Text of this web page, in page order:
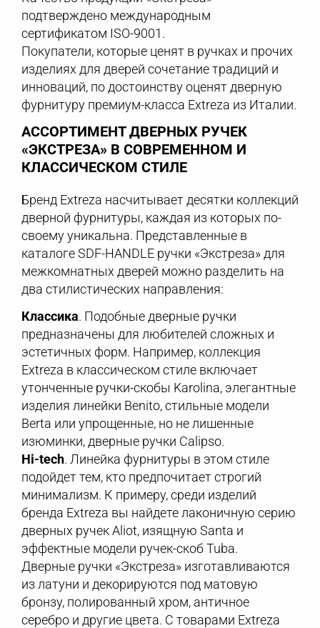
подтверждено международным
сертификатом ISO-9001.
Покупатели, которые ценят в ручках и прочих
изделиях для дверей сочетание традиций и
инноваций, по достоинству оценят дверную
фурнитуру премиум-класса Extreza из Италии.
АССОРТИМЕНТ ДВЕРНЫХ РУЧЕК
«ЭКСТРЕЗА» В СОВРЕМЕННОМ И
КЛАССИЧЕСКОМ СТИЛЕ
Бренд Extreza насчитывает десятки коллекций
дверной фурнитуры, каждая из которых по-
своему уникальна. Представленные в
каталоге SDF-HANDLE ручки «Экстреза» для
межкомнатных дверей можно разделить на
два стилистических направления:
Классика. Подобные дверные ручки
предназначены для любителей сложных и
эстетичных форм. Например, коллекция
Extreza в классическом стиле включает
утонченные ручки-скобы Karolina, элегантные
изделия линейки Benito, стильные модели
Berta или упрощенные, но не лишенные
изюминки, дверные ручки Calipso.
Hi-tech. Линейка фурнитуры в этом стиле
подойдет тем, кто предпочитает строгий
минимализм. К примеру, среди изделий
бренда Extreza вы найдете лаконичную серию
дверных ручек Aliot, изящную Santa и
эффектные модели ручек-скоб Tuba.
Дверные ручки «Экстреза» изготавливаются
из латуни и декорируются под матовую
бронзу, полированный хром, античное
серебро и другие цвета. С товарами Extreza